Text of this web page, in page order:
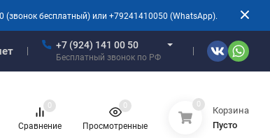
бесплатный) или +79241410050 (WhatsApp).
+7 (924) 141 00 50
Бесплатный звонок по РФ
Сравнение
0
Просмотренные
0 0
Корзина
Пусто